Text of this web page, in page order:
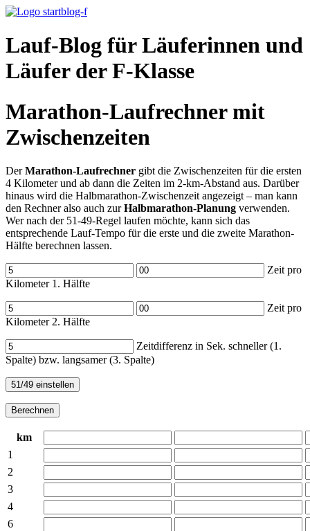
Lauf-Blog für Läuferinnen und
Läufer der F-Klasse
Marathon-Laufrechner mit
Zwischenzeiten
DerMarathon-Laufrechner gibt die Zwischenzeiten für die ersten
4 Kilometer und ab dann die Zeiten im 2-km-Abstand aus. Darüber
hinaus wird die Halbmarathon-Zwischenzeit angezeigt – man kann
den Rechner also auch zurHalbmarathon-Planung verwenden.
Wer nach der 51-49-Regel laufen möchte, kann sich das
entsprechende Lauf-Tempo für die erste und die zweite Marathon-
Hälfte berechnen lassen.
Zeit pro
Kilometer 1. Hälfte
Zeit pro
Kilometer 2. Hälfte
Zeitdifferenz in Sek. schneller (1.
Spalte) bzw. langsamer (3. Spalte)
km
1
2
3
4
6